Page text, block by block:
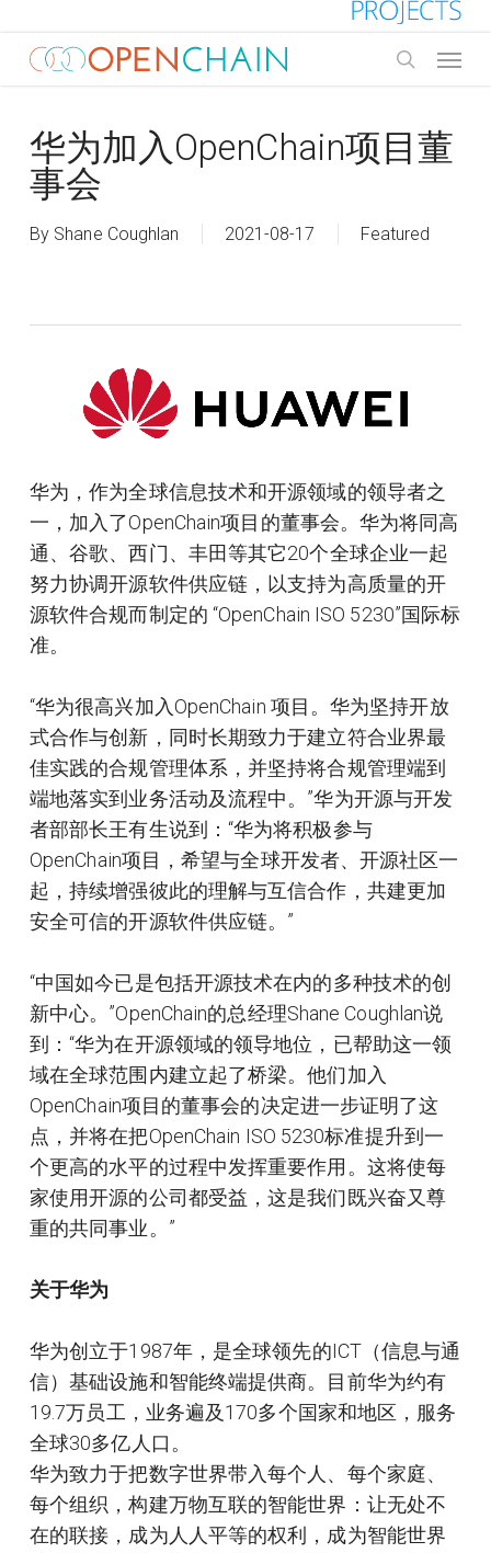
main
华为加入OpenChain项目董
事会
By Shane Coughlan 2021-08-17 Featured
华为，作为全球信息技术和开源领域的领导者之
一，加入了OpenChain项目的董事会。华为将同高
通、谷歌、西门、丰田等其它20个全球企业一起
努力协调开源软件供应链，以支持为高质量的开
源软件合规而制定的 “OpenChain ISO 5230”国际标
准。
“华为很高兴加入OpenChain 项目。华为坚持开放
式合作与创新，同时长期致力于建立符合业界最
佳实践的合规管理体系，并坚持将合规管理端到
端地落实到业务活动及流程中。”华为开源与开发
者部部长王有生说到：“华为将积极参与
OpenChain项目，希望与全球开发者、开源社区一
起，持续增强彼此的理解与互信合作，共建更加
安全可信的开源软件供应链。”
“中国如今已是包括开源技术在内的多种技术的创
新中心。”OpenChain的总经理Shane Coughlan说
到：“华为在开源领域的领导地位，已帮助这一领
域在全球范围内建立起了桥梁。他们加入
OpenChain项目的董事会的决定进一步证明了这
点，并将在把OpenChain ISO 5230标准提升到一
个更高的水平的过程中发挥重要作用。这将使每
家使用开源的公司都受益，这是我们既兴奋又尊
重的共同事业。”
关于华为
华为创立于1987年，是全球领先的ICT（信息与通
信）基础设施和智能终端提供商。目前华为约有
19.7万员工，业务遍及170多个国家和地区，服务
全球30多亿人口。
华为致力于把数字世界带入每个人、每个家庭、
每个组织，构建万物互联的智能世界：让无处不
在的联接，成为人人平等的权利，成为智能世界